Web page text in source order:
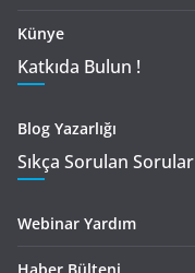
Künye
Katkıda Bulun !
Blog Yazarlığı
Sıkça Sorulan Sorular
Webinar Yardım